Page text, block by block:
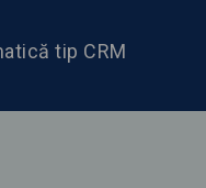
tip CRM